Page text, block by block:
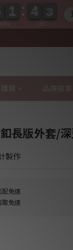
貨 品牌故事
長版外套/
製作
免運
免運
1
1
1
1